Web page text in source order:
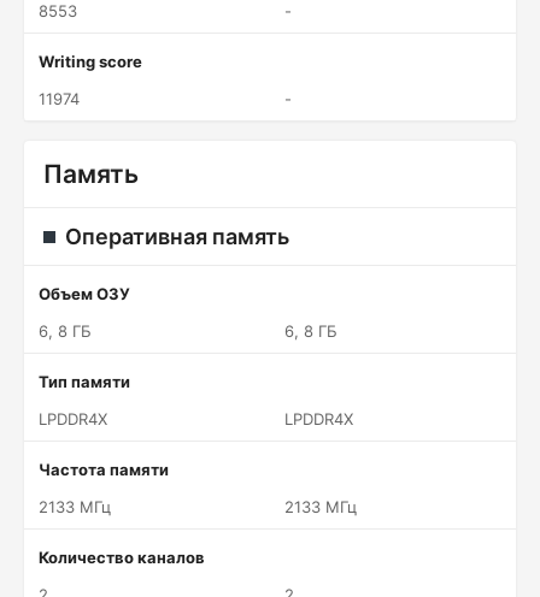
8553
-
Writing score
11974
-
Память
Оперативная память
Объем ОЗУ
6, 8 ГБ
6, 8 ГБ
Тип памяти
LPDDR4X
LPDDR4X
Частота памяти
2133 МГц
2133 МГц
Количество каналов